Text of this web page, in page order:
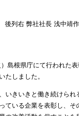
後列右 弊社社長 浅中靖作
島根県庁にて行われた
たしました。
いきいきと働き続けられ
ている企業を表彰し、そ